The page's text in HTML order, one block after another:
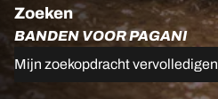
Zoeken
BANDEN VOOR PAGANI
Mijn zoekopdracht vervolledigen